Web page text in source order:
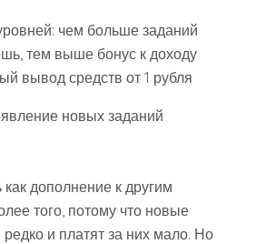
чем больше заданий
тем выше бонус к доходу
вывод средств от 1 рубля
новых заданий
дополнение к другим
того, потому что новые
и платят за них мало. Но